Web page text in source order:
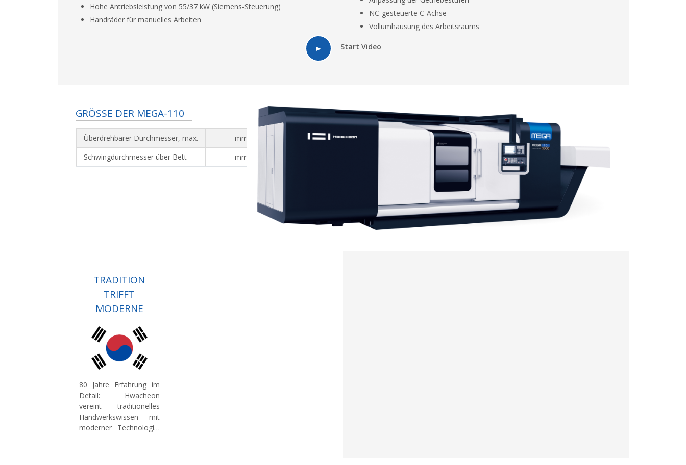
Hohe Antriebsleistung von 55/37 kW (Siemens-Steuerung)
Handräder für manuelles Arbeiten
NC-gesteuerte C-Achse
Vollumhausung des Arbeitsraums
Start Video
GRÖSSE DER MEGA-110
Überdrehbarer Durchmesser, max. mm
1100
Schwingdurchmesser über Bett
mm
TRADITION
TRIFFT
MODERNE
80 Jahre Erfahrung im
Detail: Hwacheon
vereint traditionelles
Handwerkswissen mit
moderner Technologie.